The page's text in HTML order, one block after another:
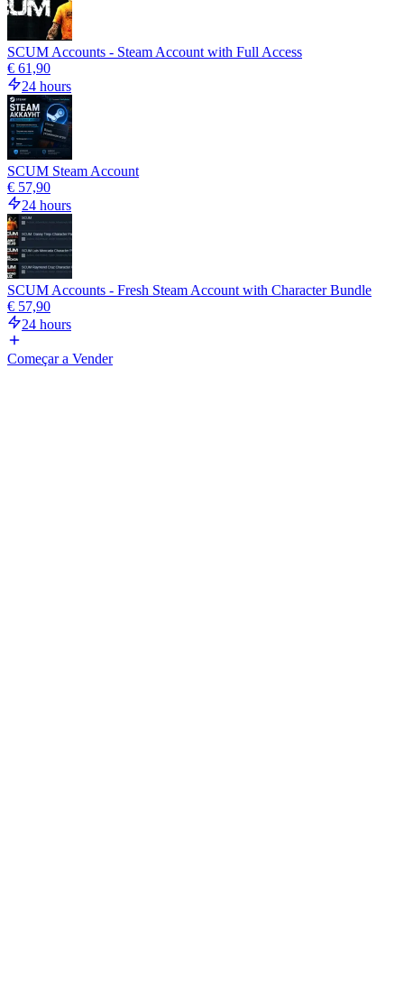
SCUM Accounts - Steam Account with Full Access
€ 61,90
24 hours
SCUM Steam Account
€ 57,90
24 hours
SCUM Accounts - Fresh Steam Account with Character Bundle
€ 57,90
24 hours
Começar a Vender